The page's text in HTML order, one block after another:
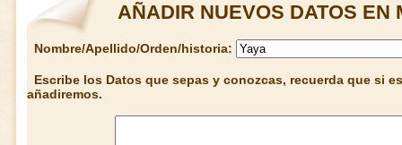
AÑADIR NUEVOS DATOS EN
Nombre/Apellido/Orden/historia:
Escribe los Datos que sepas y conozcas, recuerda que si
añadiremos.